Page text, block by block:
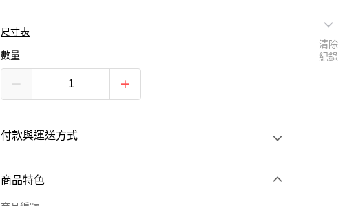
尺寸表
數量
付款與運送方式
付款方式
商品特色
清除
紀錄